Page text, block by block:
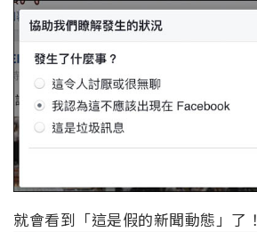
就會看到「這是假的新聞動態」了！